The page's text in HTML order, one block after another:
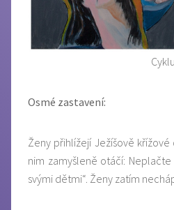
Osmé zastavení:
Ženy přihlížejí Ježíšově křížové
nim zamyšleně otáčí:
svými dětmi“. Ženy zatím